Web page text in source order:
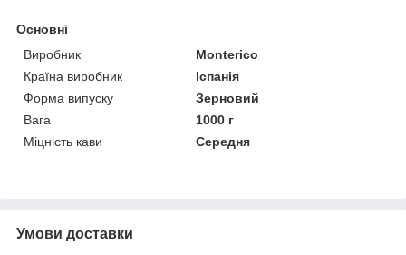
Основні
Виробник
Monterico
Країна виробник
Іспанія
Форма випуску
Зерновий
Вага
1000 г
Міцність кави
Середня
Умови доставки